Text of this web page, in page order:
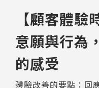
【顧客體
意願與行為
的感受
體驗改善的要點：回